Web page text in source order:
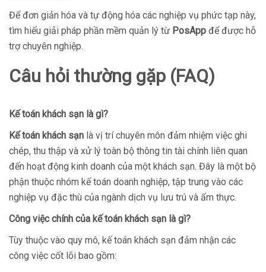
Để đơn giản hóa và tự động hóa các nghiệp vụ phức tạp này,
tìm hiểu giải pháp phần mềm quản lý từ PosApp để được hỗ
trợ chuyên nghiệp.
Câu hỏi thường gặp (FAQ)
Kế toán khách sạn là gì?
Kế toán khách sạn là vị trí chuyên môn đảm nhiệm việc ghi
chép, thu thập và xử lý toàn bộ thông tin tài chính liên quan
đến hoạt động kinh doanh của một khách sạn. Đây là một bộ
phận thuộc nhóm kế toán doanh nghiệp, tập trung vào các
nghiệp vụ đặc thù của ngành dịch vụ lưu trú và ẩm thực.
Công việc chính của kế toán khách sạn là gì?
Tùy thuộc vào quy mô, kế toán khách sạn đảm nhận các
công việc cốt lõi bao gồm: